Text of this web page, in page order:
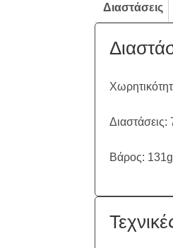
Διαστάσεις
Βάρος: